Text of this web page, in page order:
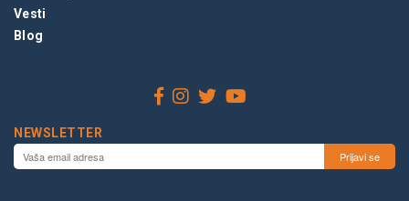
Vesti
Blog
NEWSLETTER